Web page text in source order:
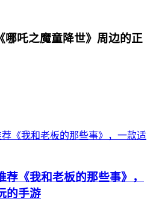
哪吒之魔童降世》周边的正
《我和老板的那些事》，
的手游